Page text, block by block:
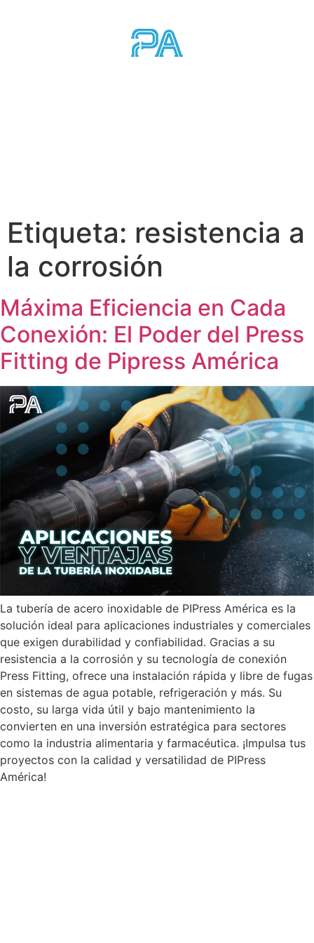
Etiqueta: resistencia a
la corrosión
Máxima Eficiencia en Cada
Conexión: El Poder del Press
Fitting de Pipress América
La tubería de acero inoxidable de PIPress América es la
solución ideal para aplicaciones industriales y comerciales
que exigen durabilidad y confiabilidad. Gracias a su
resistencia a la corrosión y su tecnología de conexión
Press Fitting, ofrece una instalación rápida y libre de fugas
en sistemas de agua potable, refrigeración y más. Su
costo, su larga vida útil y bajo mantenimiento la
convierten en una inversión estratégica para sectores
como la industria alimentaria y farmacéutica. ¡Impulsa tus
proyectos con la calidad y versatilidad de PIPress
América!